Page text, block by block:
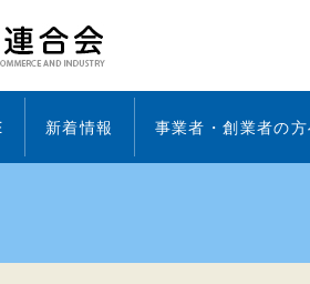
新着情報 事業者・創業者の方